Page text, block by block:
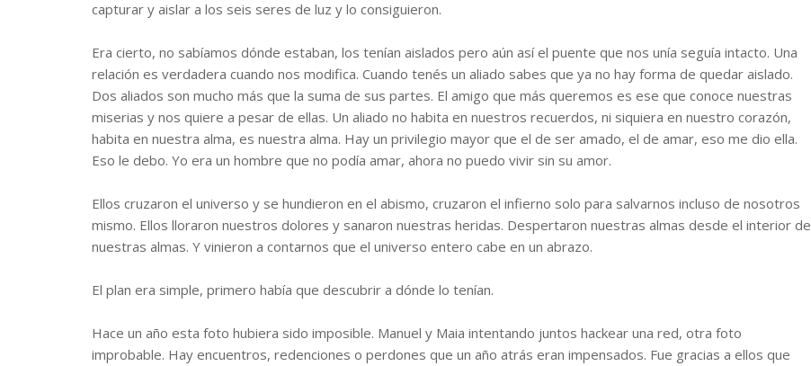
capturar y aislar a los seis seres de luz y lo consiguieron.
Era cierto, no sabíamos dónde estaban, los tenían aislados pero aún así el puente que nos unía seguía intacto. Una
relación es verdadera cuando nos modifica. Cuando tenés un aliado sabes que ya no hay forma de quedar aislado.
Dos aliados son mucho más que la suma de sus partes. El amigo que más queremos es ese que conoce nuestras
miserias y nos quiere a pesar de ellas. Un aliado no habita en nuestros recuerdos, ni siquiera en nuestro corazón,
habita en nuestra alma, es nuestra alma. Hay un privilegio mayor que el de ser amado, el de amar, eso me dio ella.
Eso le debo. Yo era un hombre que no podía amar, ahora no puedo vivir sin su amor.
Ellos cruzaron el universo y se hundieron en el abismo, cruzaron el infierno solo para salvarnos incluso de nosotros
mismo. Ellos lloraron nuestros dolores y sanaron nuestras heridas. Despertaron nuestras almas desde el interior de
nuestras almas. Y vinieron a contarnos que el universo entero cabe en un abrazo.
El plan era simple, primero había que descubrir a dónde lo tenían.
Hace un año esta foto hubiera sido imposible. Manuel y Maia intentando juntos hackear una red, otra foto
improbable. Hay encuentros, redenciones o perdones que un año atrás eran impensados. Fue gracias a ellos que